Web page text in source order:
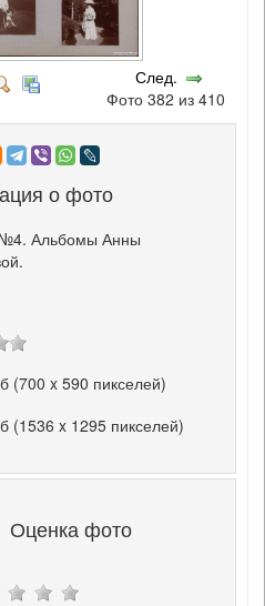
След.
Фото 382 из 410
о фото
Альбомы Анны
(700 x 590 пикселей)
(1536 x 1295 пикселей)
Оценка фото